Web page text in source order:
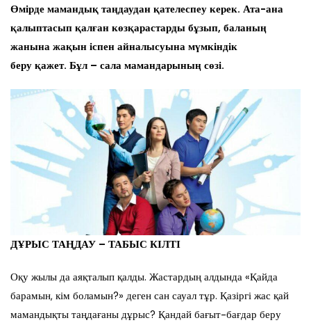
Өмірде мамандық таңдаудан қателеспеу керек. Ата-ана
қалыптасып қалған көзқарастарды бұзып, баланың
жанына жақын іспен айналысуына мүмкіндік
беру қажет. Бұл – сала мамандарының сөзі.
ДҰРЫС ТАҢДАУ – ТАБЫС КІЛТІ
Оқу жылы да аяқталып қалды. Жастардың алдында «Қайда
барамын, кім боламын?» деген сан сауал тұр. Қазіргі жас қай
мамандықты таңдағаны дұрыс? Қандай бағыт-бағдар беру